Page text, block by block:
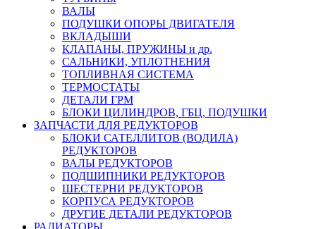
ВАЛЫ
ПОДУШКИ ОПОРЫ ДВИГАТЕЛЯ
ВКЛАДЫШИ
КЛАПАНЫ, ПРУЖИНЫ и др.
САЛЬНИКИ, УПЛОТНЕНИЯ
ТОПЛИВНАЯ СИСТЕМА
ТЕРМОСТАТЫ
ДЕТАЛИ ГРМ
БЛОКИ ЦИЛИНДРОВ, ГБЦ, ПОДУШКИ
ЗАПЧАСТИ ДЛЯ РЕДУКТОРОВ
БЛОКИ САТЕЛЛИТОВ (ВОДИЛА)
РЕДУКТОРОВ
ВАЛЫ РЕДУКТОРОВ
ПОДШИПНИКИ РЕДУКТОРОВ
ШЕСТЕРНИ РЕДУКТОРОВ
КОРПУСА РЕДУКТОРОВ
ДРУГИЕ ДЕТАЛИ РЕДУКТОРОВ
РАДИАТОРЫ